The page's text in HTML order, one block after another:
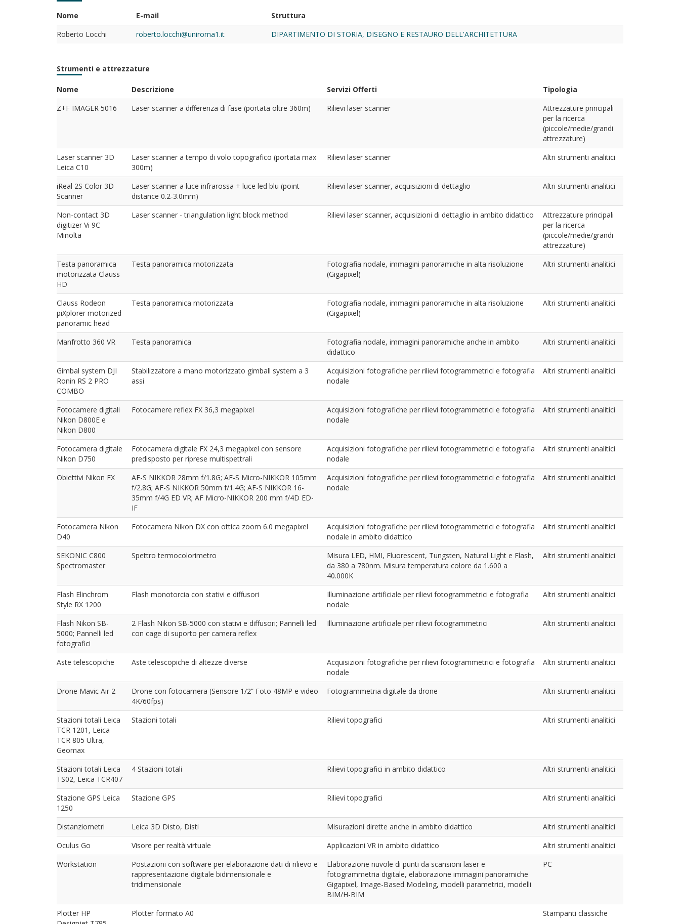
Nome E-mail
Struttura
Roberto Locchi
roberto.locchi@uniroma1.it DIPARTIMENTO DI STORIA, DISEGNO E RESTAURO DELL'ARCHITETTURA
Strumenti e attrezzature
Nome Descrizione Servizi Offerti
Tipologia
Z+F IMAGER 5016
Laser scanner a differenza di fase (portata oltre 360m) Rilievi laser scanner
Attrezzature principali
per la ricerca
(piccole/medie/grandi
attrezzature)
Laser scanner 3D
Leica C10
Laser scanner a tempo di volo topografico (portata max
300m)
Rilievi laser scanner Altri strumenti analitici
iReal 2S Color 3D
Scanner
Laser scanner a luce infrarossa + luce led blu (point
distance 0.2-3.0mm)
Rilievi laser scanner, acquisizioni di dettaglio Altri strumenti analitici
Non-contact 3D
digitizer Vi 9C
Minolta
Laser scanner - triangulation light block method Rilievi laser scanner, acquisizioni di dettaglio in ambito didattico
Attrezzature principali
per la ricerca
(piccole/medie/grandi
attrezzature)
Testa panoramica
motorizzata Clauss
HD
Testa panoramica motorizzata
Fotografia nodale, immagini panoramiche in alta risoluzione
(Gigapixel)
Altri strumenti analitici
Clauss Rodeon
piXplorer motorized
panoramic head
Testa panoramica motorizzata
Fotografia nodale, immagini panoramiche in alta risoluzione
(Gigapixel)
Altri strumenti analitici
Manfrotto 360 VR Testa panoramica
Fotografia nodale, immagini panoramiche anche in ambito
didattico
Altri strumenti analitici
Gimbal system DJI
Ronin RS 2 PRO
COMBO
Stabilizzatore a mano motorizzato gimball system a 3
assi
Acquisizioni fotografiche per rilievi fotogrammetrici e fotografia
nodale
Altri strumenti analitici
Fotocamere digitali
Nikon D800E e
Nikon D800
Fotocamere reflex FX 36,3 megapixel
Acquisizioni fotografiche per rilievi fotogrammetrici e fotografia
nodale
Altri strumenti analitici
Fotocamera digitale
Nikon D750
Fotocamera digitale FX 24,3 megapixel con sensore
predisposto per riprese multispettrali
Acquisizioni fotografiche per rilievi fotogrammetrici e fotografia
nodale
Altri strumenti analitici
Obiettivi Nikon FX
AF-S NIKKOR 28mm f/1.8G; AF-S Micro-NIKKOR 105mm
f/2.8G; AF-S NIKKOR 50mm f/1.4G; AF-S NIKKOR 16-
35mm f/4G ED VR; AF Micro-NIKKOR 200 mm f/4D ED-
IF
Acquisizioni fotografiche per rilievi fotogrammetrici e fotografia
nodale
Altri strumenti analitici
Fotocamera Nikon
D40
Fotocamera Nikon DX con ottica zoom 6.0 megapixel
Acquisizioni fotografiche per rilievi fotogrammetrici e fotografia
nodale in ambito didattico
Altri strumenti analitici
SEKONIC C800
Spectromaster
Spettro termocolorimetro
Misura LED, HMI, Fluorescent, Tungsten, Natural Light e Flash,
da 380 a 780nm. Misura temperatura colore da 1.600 a
40.000K
Altri strumenti analitici
Flash Elinchrom
Style RX 1200
Flash monotorcia con stativi e diffusori
Illuminazione artificiale per rilievi fotogrammetrici e fotografia
nodale
Altri strumenti analitici
Flash Nikon SB-
5000; Pannelli led
fotografici
2 Flash Nikon SB-5000 con stativi e diffusori; Pannelli led
con cage di suporto per camera reflex
Illuminazione artificiale per rilievi fotogrammetrici Altri strumenti analitici
Aste telescopiche Aste telescopiche di altezze diverse
Acquisizioni fotografiche per rilievi fotogrammetrici e fotografia
nodale
Altri strumenti analitici
Drone Mavic Air 2
Drone con fotocamera (Sensore 1/2” Foto 48MP e video
4K/60fps)
Fotogrammetria digitale da drone Altri strumenti analitici
Stazioni totali Leica
TCR 1201, Leica
TCR 805 Ultra,
Geomax
Stazioni totali Rilievi topografici Altri strumenti analitici
Stazioni totali Leica
TS02, Leica TCR407
4 Stazioni totali Rilievi topografici in ambito didattico Altri strumenti analitici
Stazione GPS Leica
1250
Stazione GPS Rilievi topografici Altri strumenti analitici
Distanziometri Leica 3D Disto, Disti Misurazioni dirette anche in ambito didattico
Altri strumenti analitici
Oculus Go
Visore per realtà virtuale Applicazioni VR in ambito didattico
Altri strumenti analitici
Workstation
Postazioni con software per elaborazione dati di rilievo e
rappresentazione digitale bidimensionale e
tridimensionale
Elaborazione nuvole di punti da scansioni laser e
fotogrammetria digitale, elaborazione immagini panoramiche
Gigapixel, Image-Based Modeling, modelli parametrici, modelli
BIM/H-BIM
PC
Plotter HP
Plotter formato A0 Stampanti classiche